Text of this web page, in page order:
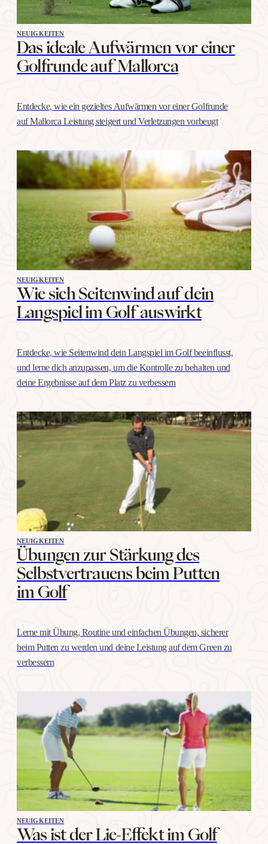
NEUIGKEITEN
Das ideale Aufwärmen vor einer
Golfrunde auf Mallorca
Entdecke, wie ein gezieltes Aufwärmen vor einer Golfrunde
auf Mallorca Leistung steigert und Verletzungen vorbeugt
NEUIGKEITEN
Wie sich Seitenwind auf dein
Langspiel im Golf auswirkt
Entdecke, wie Seitenwind dein Langspiel im Golf beeinflusst,
und lerne dich anzupassen, um die Kontrolle zu behalten und
deine Ergebnisse auf dem Platz zu verbessern
NEUIGKEITEN
Übungen zur Stärkung des
Selbstvertrauens beim Putten
im Golf
Lerne mit Übung, Routine und einfachen Übungen, sicherer
beim Putten zu werden und deine Leistung auf dem Green zu
verbessern
NEUIGKEITEN
Was ist der Lie-Effekt im Golf